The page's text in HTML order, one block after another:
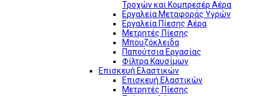
Τροχών και Κομπρεσέρ Αέρα
Εργαλεία Μεταφοράς Υγρών
Εργαλεία Πίεσης Αέρα
Μετρητές Πίεσης
Μπουζόκλειδα
Παπούτσια Εργασίας
Φίλτρα Καυσίμων
Επισκευή Ελαστικών
Επισκευή Ελαστικών
Μετρητές Πίεσης